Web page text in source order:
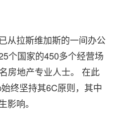
从拉斯维加斯的一间办公
个国家的450多个经营场
房地产专业人士。 在此
终坚持其6C原则，其中
影响。